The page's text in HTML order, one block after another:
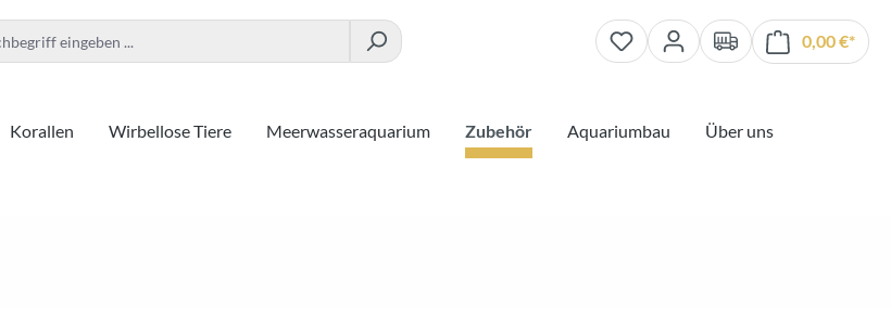
0,00 €*
Korallen Wirbellose Tiere Meerwasseraquarium Zubehör Aquariumbau
Über uns